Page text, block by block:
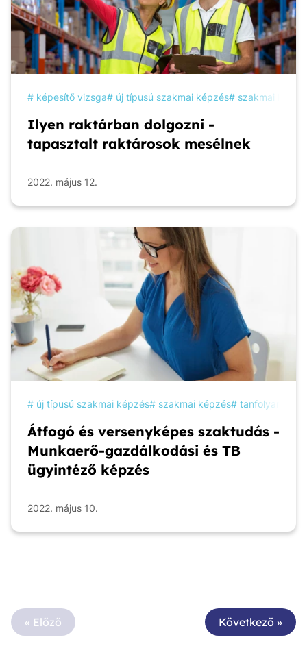
képesítő vizsga új típusú szakmai képzés szakmai
Ilyen raktárban dolgozni -
tapasztalt raktárosok mesélnek
2022. május 12.
új típusú szakmai képzés szakmai képzés tanfolyam
Átfogó és versenyképes szaktudás -
Munkaerő-gazdálkodási és TB
ügyintéző képzés
2022. május 10.
« Előző Következő »